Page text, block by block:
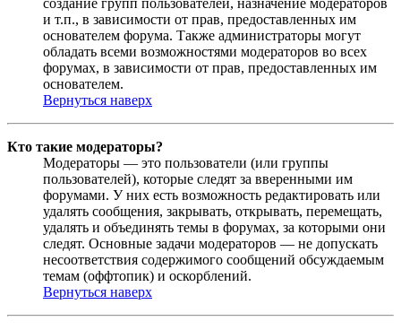
создание групп пользователей, назначение модераторов
и т.п., в зависимости от прав, предоставленных им
основателем форума. Также администраторы могут
обладать всеми возможностями модераторов во всех
форумах, в зависимости от прав, предоставленных им
основателем.
Вернуться наверх
Кто такие модераторы?
Модераторы — это пользователи (или группы
пользователей), которые следят за вверенными им
форумами. У них есть возможность редактировать или
удалять сообщения, закрывать, открывать, перемещать,
удалять и объединять темы в форумах, за которыми они
следят. Основные задачи модераторов — не допускать
несоответствия содержимого сообщений обсуждаемым
темам (оффтопик) и оскорблений.
Вернуться наверх